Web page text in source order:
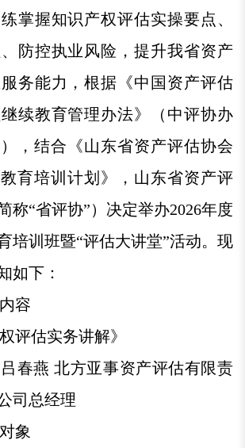
掌握知识产权评估实操要点、
防控执业风险，提升我省资产
务能力，根据《中国资产评估
续教育管理办法》（中评协办
），结合《山东省资产评估协会
育培训计划》，山东省资产评
称“省评协”）决定举办2026年度
培训班暨“评估大讲堂”活动。现
如下：
容
评估实务讲解》
春燕 北方亚事资产评估有限责
司总经理
象